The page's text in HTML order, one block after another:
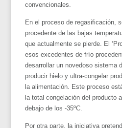
convencionales.
En el proceso de regasificación,
procedente de las bajas
que actualmente se pierde. El
esos excedentes de frío
desarrollar un novedoso sistema
producir hielo y ultra-congelar
la alimentación. Este proceso
la total congelación del producto
debajo de los -35ºC.
Por otra parte, la iniciativa